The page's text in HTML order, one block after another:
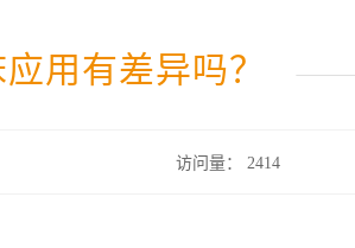
用有差异吗？
访问量： 2414